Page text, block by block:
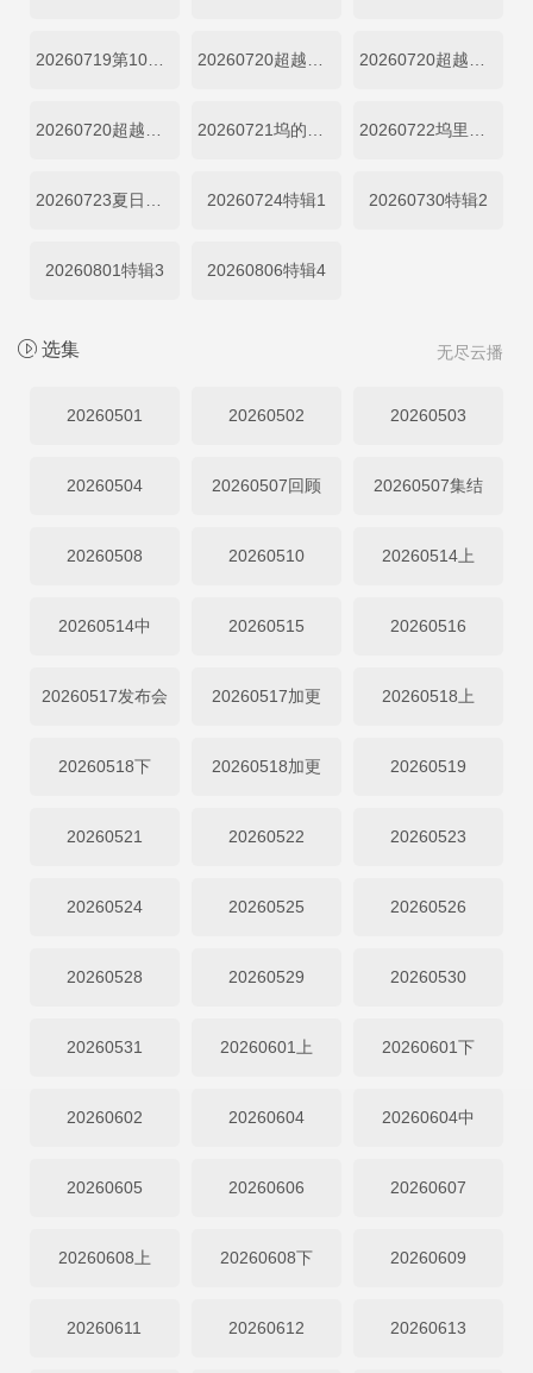
20260724特辑1 20260730特辑2
20260801特辑3 20260806特辑4
无尽云播
选集
20260501 20260502 20260503
20260504 20260507回顾 20260507集结
20260508 20260510 20260514上
20260514中 20260515 20260516
20260517发布会 20260517加更 20260518上
20260518下 20260518加更 20260519
20260521 20260522 20260523
20260524 20260525 20260526
20260528 20260529 20260530
20260531 20260601上 20260601下
20260602 20260604 20260604中
20260605 20260606 20260607
20260608上 20260608下 20260609
20260611 20260612 20260613